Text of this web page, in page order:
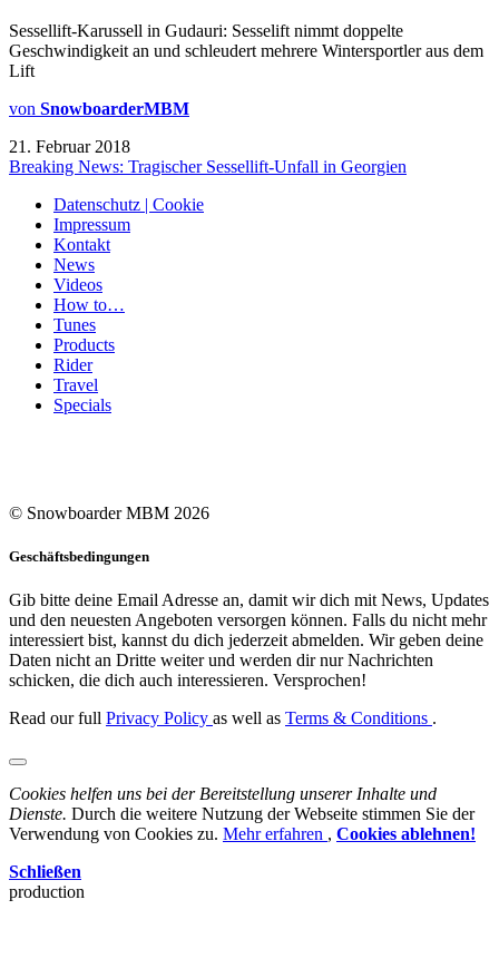
Sessellift-Karussell in Gudauri: Sesselift nimmt doppelte
Geschwindigkeit an und schleudert mehrere Wintersportler aus dem
Lift
von SnowboarderMBM
21. Februar 2018
Breaking News: Tragischer Sessellift-Unfall in Georgien
Datenschutz | Cookie
Impressum
Kontakt
News
Videos
How to…
Tunes
Products
Rider
Travel
Specials
© Snowboarder MBM 2026
Geschäftsbedingungen
Gib bitte deine Email Adresse an, damit wir dich mit News, Updates
und den neuesten Angeboten versorgen können. Falls du nicht mehr
interessiert bist, kannst du dich jederzeit abmelden. Wir geben deine
Daten nicht an Dritte weiter und werden dir nur Nachrichten
schicken, die dich auch interessieren. Versprochen!
Read our full Privacy Policy as well as Terms & Conditions .
Cookies helfen uns bei der Bereitstellung unserer Inhalte und
Dienste. Durch die weitere Nutzung der Webseite stimmen Sie der
Verwendung von Cookies zu. Mehr erfahren , Cookies ablehnen!
Schließen
production